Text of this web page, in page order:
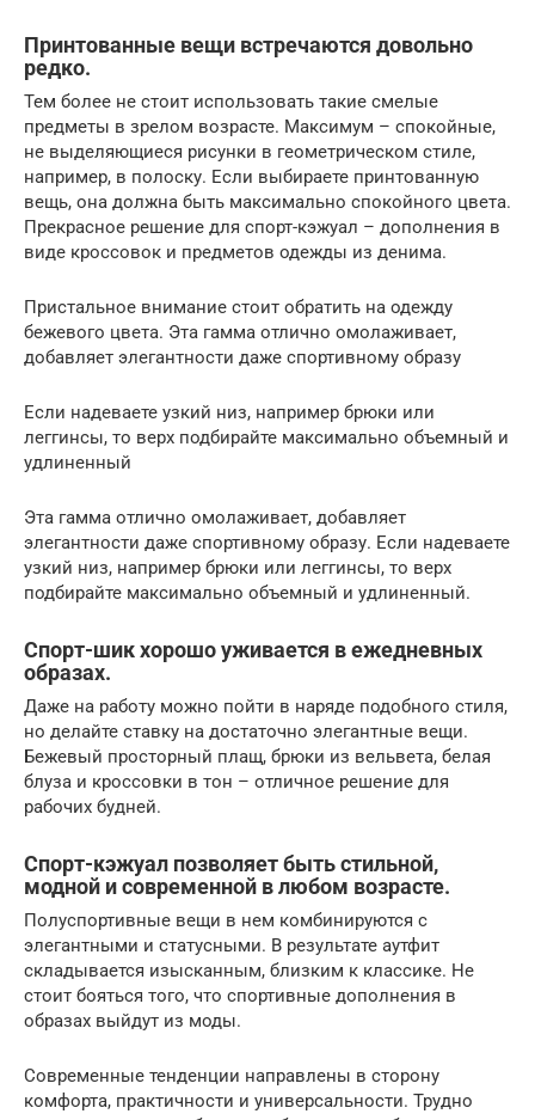
Принтованные вещи встречаются довольно
редко.
Тем более не стоит использовать такие смелые
предметы в зрелом возрасте. Максимум – спокойные,
не выделяющиеся рисунки в геометрическом стиле,
например, в полоску. Если выбираете принтованную
вещь, она должна быть максимально спокойного цвета.
Прекрасное решение для спорт-кэжуал – дополнения в
виде кроссовок и предметов одежды из денима.
Пристальное внимание стоит обратить на одежду
бежевого цвета. Эта гамма отлично омолаживает,
добавляет элегантности даже спортивному образу
Если надеваете узкий низ, например брюки или
леггинсы, то верх подбирайте максимально объемный и
удлиненный
Эта гамма отлично омолаживает, добавляет
элегантности даже спортивному образу. Если надеваете
узкий низ, например брюки или леггинсы, то верх
подбирайте максимально объемный и удлиненный.
Спорт-шик хорошо уживается в ежедневных
образах.
Даже на работу можно пойти в наряде подобного стиля,
но делайте ставку на достаточно элегантные вещи.
Бежевый просторный плащ, брюки из вельвета, белая
блуза и кроссовки в тон – отличное решение для
рабочих будней.
Спорт-кэжуал позволяет быть стильной,
модной и современной в любом возрасте.
Полуспортивные вещи в нем комбинируются с
элегантными и статусными. В результате аутфит
складывается изысканным, близким к классике. Не
стоит бояться того, что спортивные дополнения в
образах выйдут из моды.
Современные тенденции направлены в сторону
комфорта, практичности и универсальности. Трудно